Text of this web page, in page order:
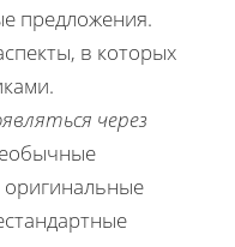
предложения.
в которых
через